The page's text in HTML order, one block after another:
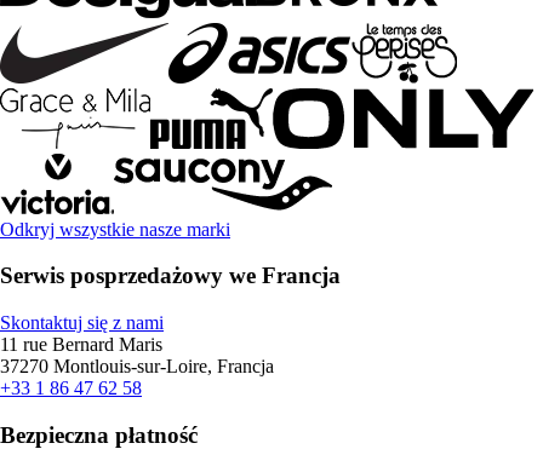
Odkryj wszystkie nasze marki
Serwis posprzedażowy we Francja
Skontaktuj się z nami
11 rue Bernard Maris
37270 Montlouis-sur-Loire, Francja
+33 1 86 47 62 58
Bezpieczna płatność